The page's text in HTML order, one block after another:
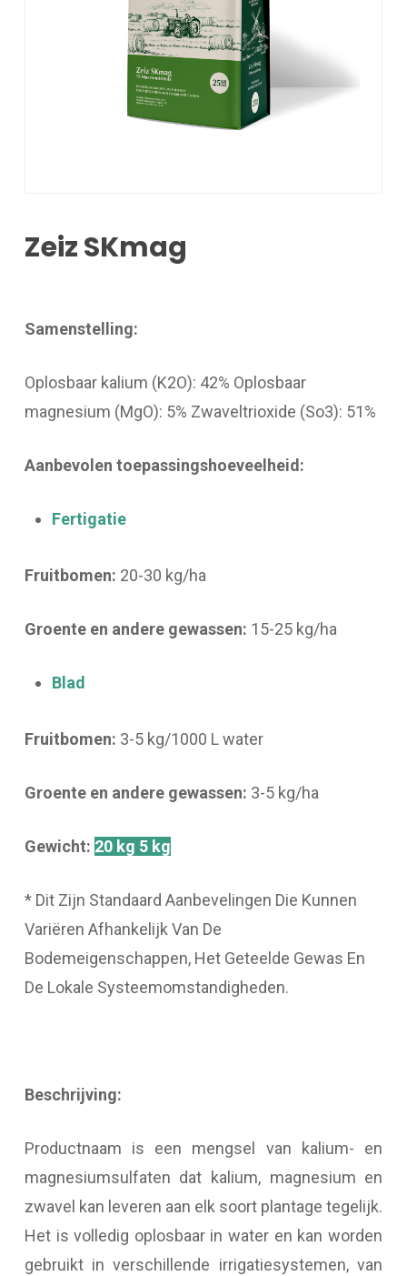
Zeiz SKmag
Samenstelling:
Oplosbaar kalium (K2O): 42% Oplosbaar
magnesium (MgO): 5% Zwaveltrioxide (So3): 51%
Aanbevolen toepassingshoeveelheid:
Fertigatie
Fruitbomen: 20-30 kg/ha
Groente en andere gewassen: 15-25 kg/ha
Blad
Fruitbomen: 3-5 kg/1000 L water
Groente en andere gewassen: 3-5 kg/ha
Gewicht: 20 kg 5 kg
* Dit Zijn Standaard Aanbevelingen Die Kunnen
Variëren Afhankelijk Van De
Bodemeigenschappen, Het Geteelde Gewas En
De Lokale Systeemomstandigheden.
Beschrijving:
Productnaam is een mengsel van kalium- en
magnesiumsulfaten dat kalium, magnesium en
zwavel kan leveren aan elk soort plantage tegelijk.
Het is volledig oplosbaar in water en kan worden
gebruikt in verschillende irrigatiesystemen, van